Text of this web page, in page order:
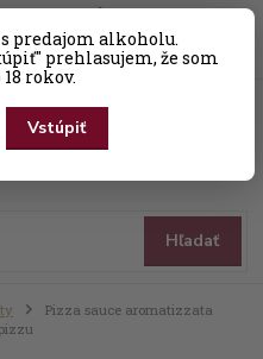
predajom alkoholu.
prehlasujem, že som
rokov.
Vstúpiť
Hľadať
za0,00 EUR
Pizza sauce aromatizzata